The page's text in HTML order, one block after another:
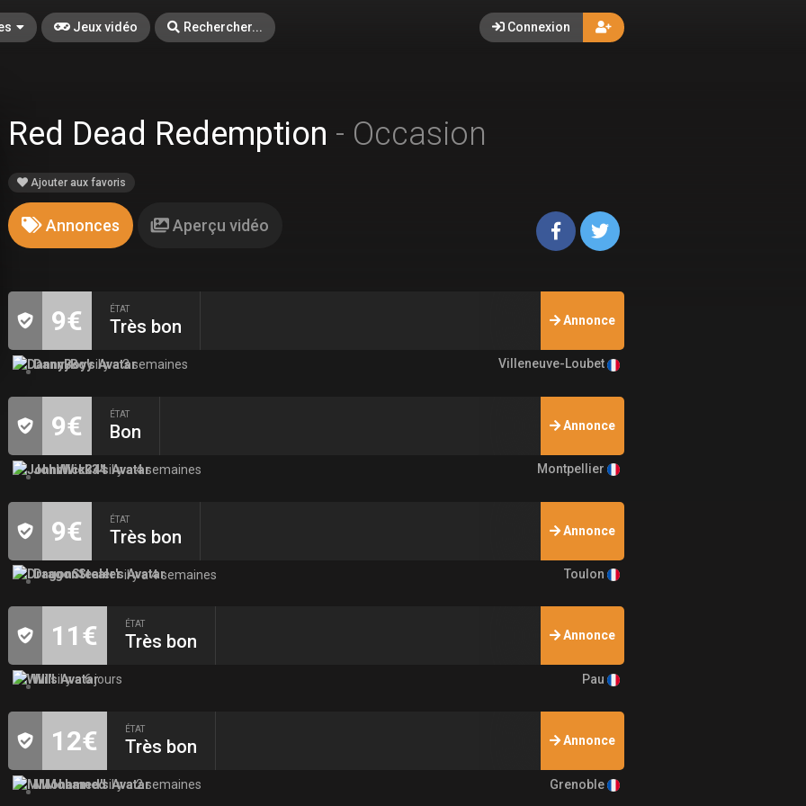
Jeux vidéo Rechercher... Connexion
Red Dead Redemption - Occasion
Ajouter aux favoris
Annonces Aperçu vidéo
9€ ÉTAT
Très bon Annonce
DannyBoyil y a 3 semaines Villeneuve-Loubet
9€ ÉTAT
Bon Annonce
JohnWick34il y a 4 semaines Montpellier
9€ ÉTAT
Très bon Annonce
DragonStealeril y a 4 semaines Toulon
11€ ÉTAT
Très bon Annonce
Willil y a 6 jours Pau
12€ ÉTAT
Très bon Annonce
MMohamedil y a 2 semaines Grenoble